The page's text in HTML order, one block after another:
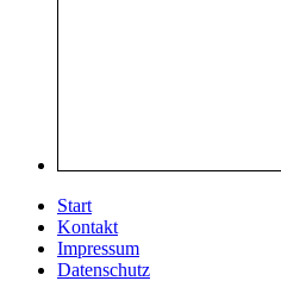
Start
Kontakt
Impressum
Datenschutz